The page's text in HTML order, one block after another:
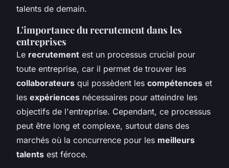
talents de demain.
L'importance du recrutement dans les
entreprises
Le recrutement est un processus crucial pour
toute entreprise, car il permet de trouver les
collaborateurs qui possèdent les compétences et
les expériences nécessaires pour atteindre les
objectifs de l'entreprise. Cependant, ce processus
peut être long et complexe, surtout dans des
marchés où la concurrence pour les meilleurs
talents est féroce.